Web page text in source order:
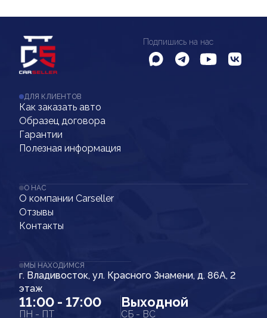
Подпишись на нас
ДЛЯ КЛИЕНТОВ
Как заказать авто
Образец договора
Гарантии
Полезная информация
О НАС
О компании Carseller
Отзывы
Контакты
МЫ НАХОДИМСЯ
г. Владивосток, ул. Красного Знамени, д. 86А, 2
этаж
11:00 - 17:00
ПН - ПТ
Выходной
СБ - ВС